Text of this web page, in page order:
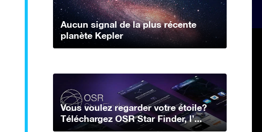
Aucun signal de la plus récente
planète Kepler
Vous voulez regarder votre étoile?
Téléchargez OSR Star Finder, l’...